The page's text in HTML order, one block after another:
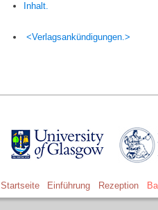
Inhalt.
<Verlagsankündigungen.>
Startseite Einführung Rezeption